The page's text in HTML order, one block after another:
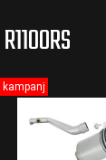
R1100RS
kampanj